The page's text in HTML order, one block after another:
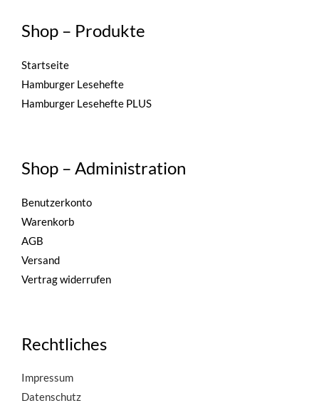
Shop – Produkte
Startseite
Hamburger Lesehefte
Hamburger Lesehefte PLUS
Shop – Administration
Benutzerkonto
Warenkorb
AGB
Versand
Vertrag widerrufen
Rechtliches
Impressum
Datenschutz